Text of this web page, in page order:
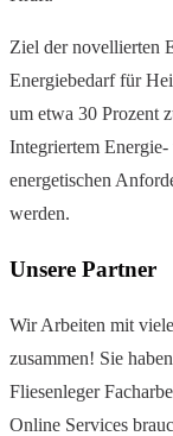
Ziel der novellierten
Energiebedarf für
um etwa 30 Prozent
Integriertem
energetischen
werden.
Unsere Partner
Wir Arbeiten mit
zusammen! Sie
Fliesenleger
Online Services